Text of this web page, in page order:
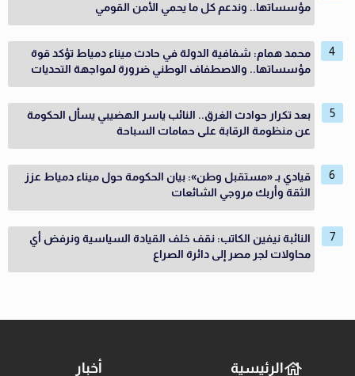
مؤسساتها.. وندعم كل ما يحمي الأمن القومي
محمد همام: شفافية الدولة في حادث ميناء دمياط تؤكد قوة
مؤسساتها.. والاصطفاف الوطني ضرورة لمواجهة التحديات
بعد تكرار حوادث الغرق.. النائب ياسر الهضيبي يسأل الحكومة
عن منظومة الرقابة على حمامات السباحة
قيادي بـ «مستقبل وطن»: بيان الحكومة حول ميناء دمياط عزز
الثقة وأربك مروجي الشائعات
النائبة نيفين الكاتب: نقف خلف القيادة السياسية ونرفض أي
محاولات لجر مصر إلى دائرة الصراع
الرئيسية أخبار